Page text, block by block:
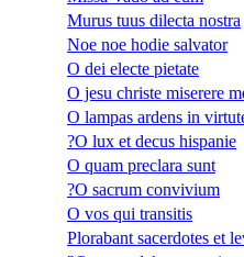
Murus tuus dilecta nostra
Noe noe hodie salvator
O dei electe pietate
O jesu christe miserere
O lampas ardens in
?O lux et decus hispanie
O quam preclara sunt
?O sacrum convivium
O vos qui transitis
Plorabant sacerdotes et